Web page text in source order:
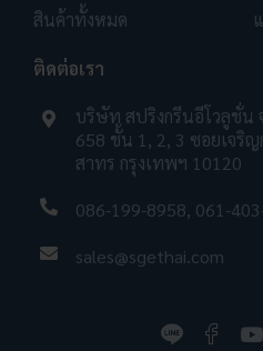
สินค้าทั้งหมด
ติดต่อเรา
บริษัท สปริงกรีนอีโวลูชั่น
658 ชั้น 1, 2, 3 ซอยเจริ
สาทร กรุงเทพฯ 10120
086-199-8958, 061-
sales@sgethai.com